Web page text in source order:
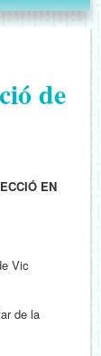
de
EN
Vic
de la